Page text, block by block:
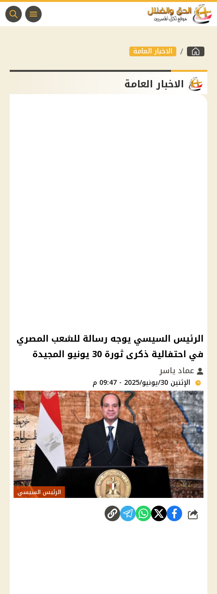
الاخبار العامة
الاخبار العامة
الرئيس السيسي يوجه رسالة للشعب المصري
في احتفالية ذكرى ثورة 30 يونيو المجيدة
عماد ياسر
الإثنين 30/يونيو/2025 - 09:47 م
الرئيس السيسي
شارك